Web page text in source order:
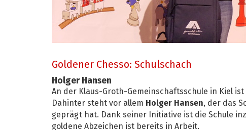
Goldener Chesso: Schulschach
Holger Hansen
An der Klaus-Groth-Gemeinschaftsschule in Kiel
Dahinter steht vor allem Holger Hansen, der das
geprägt hat. Dank seiner Initiative ist die Schule
goldene Abzeichen ist bereits in Arbeit.